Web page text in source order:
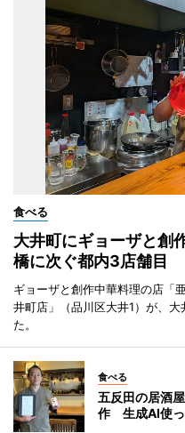
食べる
大井町にギョーザと
橋に次ぐ都内3店舗目
ギョーザと創作中華料理の店「
井町店」（品川区大井1）が、
た。
食べる
五反田の居酒
作 生成AI使